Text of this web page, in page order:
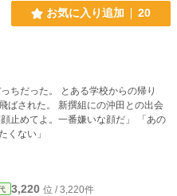
お気に入り追加 20
の沖田との出会
くない」
3,220 位 / 3,220件